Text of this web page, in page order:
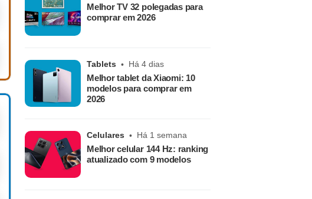
Melhor TV 32 polegadas para
comprar em 2026
Tablets Há 4 dias
Melhor tablet da Xiaomi: 10
modelos para comprar em
2026
Celulares Há 1 semana
Melhor celular 144 Hz: ranking
atualizado com 9 modelos